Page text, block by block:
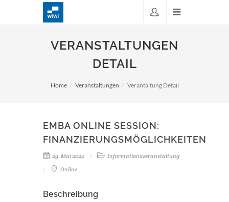
VERANSTALTUNGEN
DETAIL
Home Veranstaltungen Verantaltung Detail
EMBA ONLINE SESSION:
FINANZIERUNGSMÖGLICHKEITEN
29. Mai 2024
Informationsveranstaltung
Online
Beschreibung